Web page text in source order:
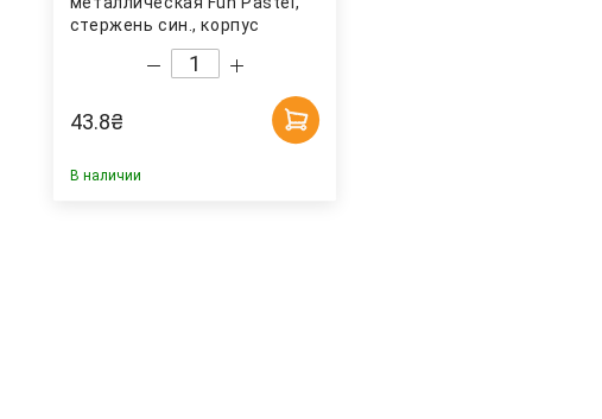
стержень син., корпус
оранж. Penmate
43.8₴
В наличии